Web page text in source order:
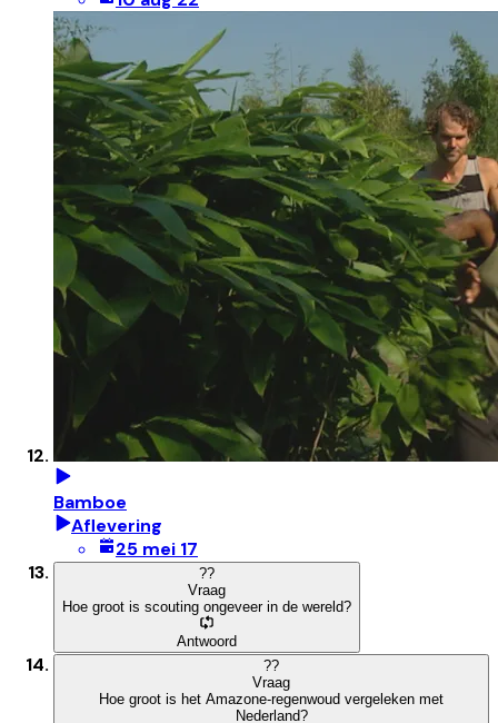
Bamboe
Aflevering
25 mei 17
??
Vraag
Hoe groot is scouting ongeveer in de wereld?
Antwoord
??
Vraag
Hoe groot is het Amazone-regenwoud vergeleken met
Nederland?